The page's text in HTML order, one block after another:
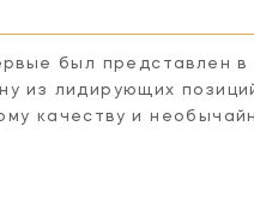
был представлен в
из лидирующих
качеству и